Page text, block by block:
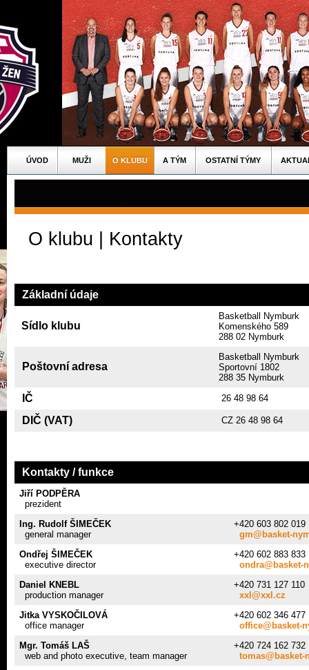
ÚVOD MUŽI O KLUBU A TÝM OSTATNÍ TÝMY
O klubu | Kontakty
Základní údaje
Sídlo klubu
Basketball Nymburk
Komenského 589
288 02 Nymburk
Poštovní adresa
Basketball Nymburk
Sportovní 1802
288 35 Nymburk
IČ 26 48 98 64
DIČ (VAT) CZ 26 48 98 64
Kontakty / funkce
Jiří PODPĚRA
prezident
Ing. Rudolf ŠIMEČEK
general manager
+420 603 802 019
gm@basket-
Ondřej ŠIMEČEK
executive director
+420 602 883 833
ondra@basket-
Daniel KNEBL
production manager
+420 731 127 110
xxl@xxl.cz
Jitka VYSKOČILOVÁ
office manager
+420 602 346 477
office@basket-
Mgr. Tomáš LAŠ
web and photo executive, team manager
+420 724 162 732
tomas@basket-